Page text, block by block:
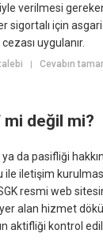
verilmesi
sigortalı için
uygulanır.
|Cevabın
değil mi?
da pasifliği
ile iletişim
resmi web
alan hizmet
aktifliği kontrol